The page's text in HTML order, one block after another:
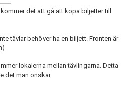
det att gå att köpa biljetter till
tävlar behöver ha en biljett. Fronten är
lokalerna mellan tävlingarna. Detta
det man önskar.